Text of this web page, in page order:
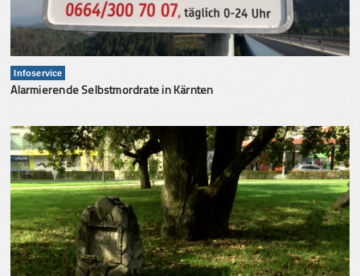
Infoservice
Alarmierende Selbstmordrate in Kärnten